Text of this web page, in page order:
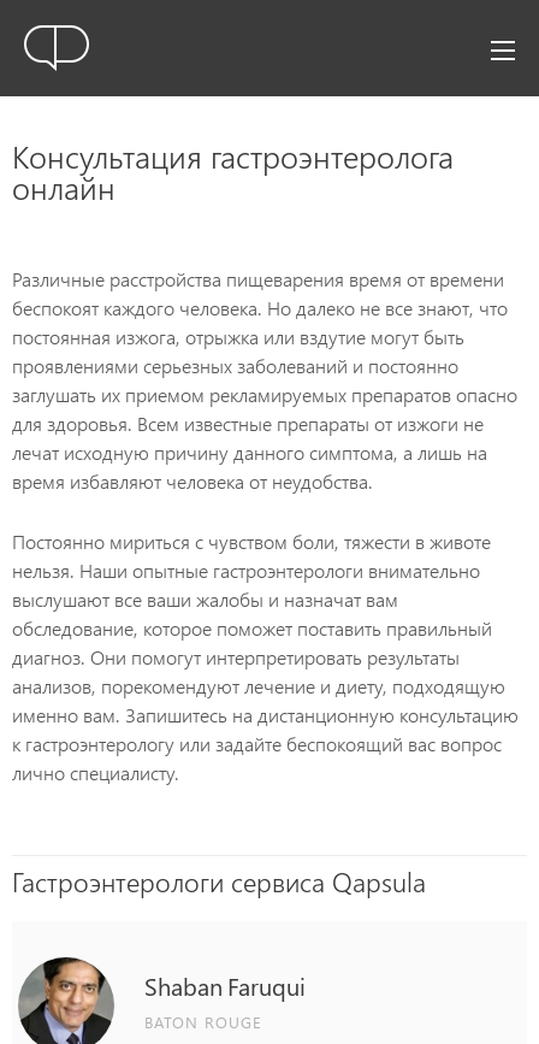
Консультация гастроэнтеролога
онлайн
Различные расстройства пищеварения время от времени
беспокоят каждого человека. Но далеко не все знают, что
постоянная изжога, отрыжка или вздутие могут быть
проявлениями серьезных заболеваний и постоянно
заглушать их приемом рекламируемых препаратов опасно
для здоровья. Всем известные препараты от изжоги не
лечат исходную причину данного симптома, а лишь на
время избавляют человека от неудобства.
Постоянно мириться с чувством боли, тяжести в животе
нельзя. Наши опытные гастроэнтерологи внимательно
выслушают все ваши жалобы и назначат вам
обследование, которое поможет поставить правильный
диагноз. Они помогут интерпретировать результаты
анализов, порекомендуют лечение и диету, подходящую
именно вам. Запишитесь на дистанционную консультацию
к гастроэнтерологу или задайте беспокоящий вас вопрос
лично специалисту.
Гастроэнтерологи сервиса Qapsula
Shaban Faruqui
BATON ROUGE